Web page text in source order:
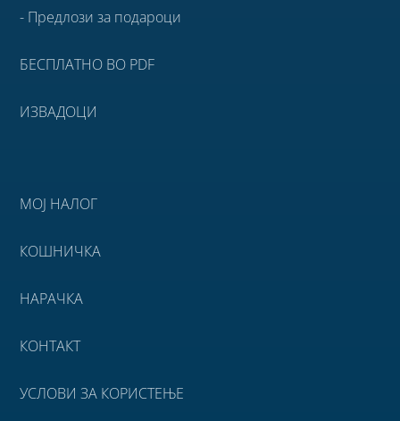
- Предлози за подароци
БЕСПЛАТНО ВО PDF
ИЗВАДОЦИ
МОЈ НАЛОГ
КОШНИЧКА
НАРАЧКА
КОНТАКТ
УСЛОВИ ЗА КОРИСТЕЊЕ